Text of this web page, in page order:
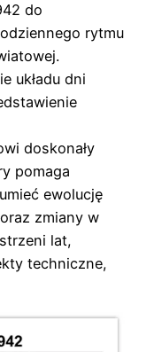
do
rytmu
układu dni
doskonały
pomaga
ewolucję
zmiany w
lat,
techniczne,